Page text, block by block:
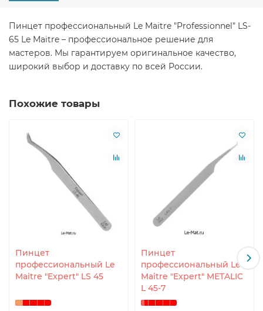
Пинцет профессиональный Le Maitre "Professionnel" LS-
65 Le Maitre – профессиональное решение для
мастеров. Мы гарантируем оригинальное качество,
широкий выбор и доставку по всей России.
Похожие товары
Пинцет
профессиональный Le
Maitre "Expert" LS 45
Пинцет
профессиональный Le
Maitre "Expert" METALIC
L 45-7